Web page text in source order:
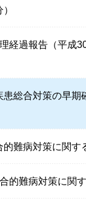
経過報告（平成
総合対策の早期
難病対策に関す
的難病対策に関